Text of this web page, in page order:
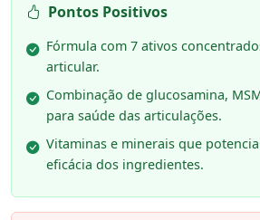
Pontos Positivos
Fórmula com 7 ativos
articular.
Combinação de glucosamina,
para saúde das articulações.
Vitaminas e minerais que
eficácia dos ingredientes.